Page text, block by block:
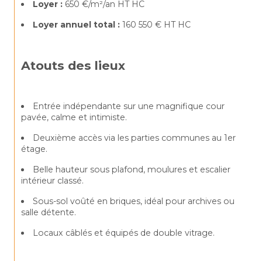
Loyer : 650 €/m²/an HT HC
Loyer annuel total : 160 550 € HT HC
Atouts des lieux
Entrée indépendante sur une magnifique cour
pavée, calme et intimiste.
Deuxième accès via les parties communes au 1er
étage.
Belle hauteur sous plafond, moulures et escalier
intérieur classé.
Sous-sol voûté en briques, idéal pour archives ou
salle détente.
Locaux câblés et équipés de double vitrage.